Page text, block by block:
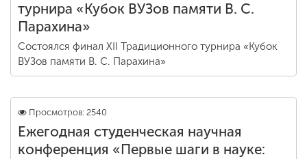
турнира «Кубок ВУЗов памяти В. С.
Парахина»
Состоялся финал XII Традиционного турнира «Кубок
ВУЗов памяти В. С. Парахина»
Просмотров: 2540
Ежегодная студенческая научная
конференция «Первые шаги в науке: